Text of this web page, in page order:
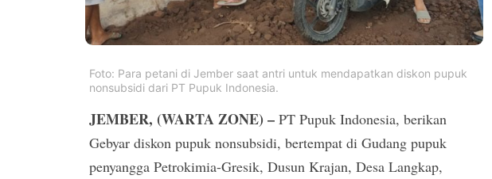
Foto: Para petani di Jember saat antri untuk mendapatkan diskon pupuk
nonsubsidi dari PT Pupuk Indonesia.
JEMBER, (WARTA ZONE) – PT Pupuk Indonesia, berikan
Gebyar diskon pupuk nonsubsidi, bertempat di Gudang pupuk
penyangga Petrokimia-Gresik, Dusun Krajan, Desa Langkap,